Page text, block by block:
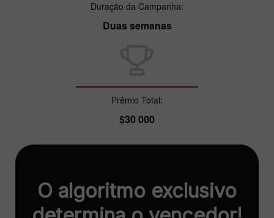
Duração da Campanha:
Duas semanas
Prêmio Total:
$30 000
O algoritmo exclusivo